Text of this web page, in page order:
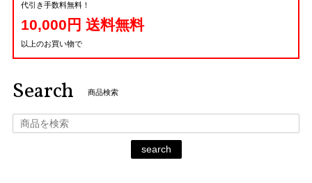
代引き手数料無料！
10,000円 送料無料
以上のお買い物で
Search 商品検索
search